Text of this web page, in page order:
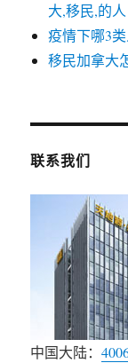
大,移民,的人
疫情下哪3
移民加拿大
联系我们
中国大陆：